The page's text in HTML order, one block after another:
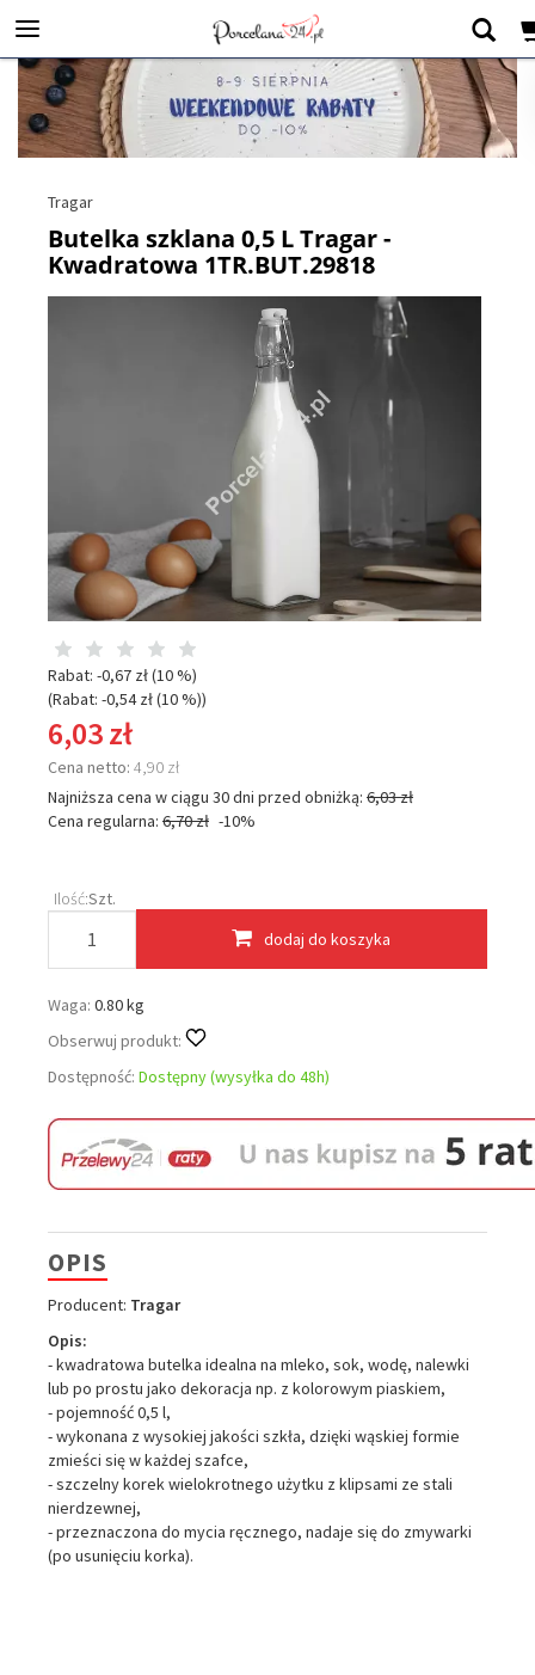
Tragar
Butelka szklana 0,5 L Tragar -
Kwadratowa 1TR.BUT.29818
Rabat: -0,67 zł(10 %)
(Rabat: -0,54 zł(10 %))
6,03 zł
Cena netto: 4,90 zł
Najniższa cena w ciągu 30 dni przed obniżką: 6,03 zł
Cena regularna: 6,70 zł -10%
Ilość:Szt.
dodaj do koszyka
Waga: 0.80 kg
Obserwuj produkt:
Dostępność: Dostępny (wysyłka do 48h)
OPIS
Producent: Tragar
Opis:
- kwadratowa butelka idealna na mleko, sok, wodę, nalewki
lub po prostu jako dekoracja np. z kolorowym piaskiem,
- pojemność 0,5 l,
- wykonana z wysokiej jakości szkła, dzięki wąskiej formie
zmieści się w każdej szafce,
- szczelny korek wielokrotnego użytku z klipsami ze stali
nierdzewnej,
- przeznaczona do mycia ręcznego, nadaje się do zmywarki
(po usunięciu korka).